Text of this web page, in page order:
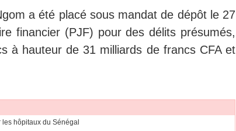
a été placé sous mandat de dépôt le 27
financier (PJF) pour des délits présumés,
à hauteur de 31 milliards de francs CFA et
hôpitaux du Sénégal